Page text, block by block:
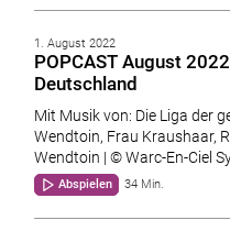
1. August 2022
POPCAST August
Deutschland
Mit Musik von: Die Liga der
Wendtoin, Frau Kraushaar,
Wendtoin | © Warc-En-Ciel
Abspielen 34 Min.